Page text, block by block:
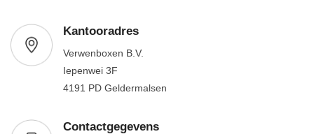
Kantooradres
Verwenboxen B.V.
Iepenwei 3F
4191 PD Geldermalsen
Contactgegevens